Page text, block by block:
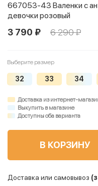
667053-43 Валенки с
девочки розовый
3 790 ₽ 6 290 ₽
Выберите размер
32 33 34
Доставка из интернет-
Выкупить в магазине
Доступны оба варианта
В КОРЗИНУ
Доставка или самовывоз